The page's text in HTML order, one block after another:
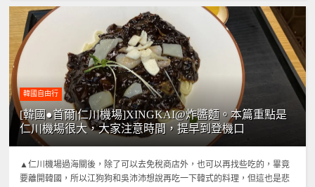
韓國自由行
[韓國●首爾|仁川機場]XINGKAI@炸醬麵。本篇重點是
仁川機場很大，大家注意時間，提早到登機口
▲仁川機場過海關後，除了可以去免稅商店外，也可以再找些吃的，畢竟
要離開韓國，所以江狗狗和吳沛沛想說再吃一下韓式的料理，但這也是悲